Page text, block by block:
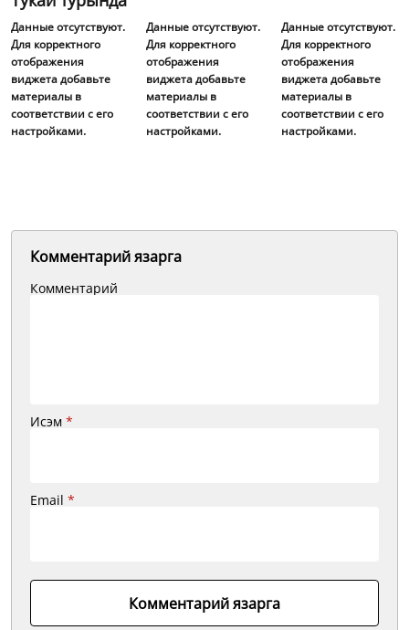
Данные отсутствуют.
Для корректного
отображения
виджета добавьте
материалы в
соответствии с его
настройками.
Данные отсутствуют.
Для корректного
отображения
виджета добавьте
материалы в
соответствии с его
настройками.
Данные отсутствуют.
Для корректного
отображения
виджета добавьте
материалы в
соответствии с его
настройками.
Комментарий язарга
Комментарий
Исэм *
Email *
Комментарий язарга